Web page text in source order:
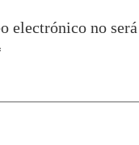
electrónico no